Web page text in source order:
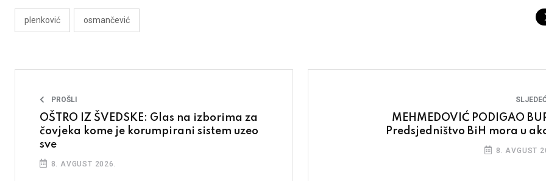
plenković osmančević
PROŠLI
OŠTRO IZ ŠVEDSKE: Glas na izborima za
čovjeka kome je korumpirani sistem uzeo
sve
8. AVGUST 2026.
MEHMEDOVIĆ PODIGAO
Predsjedništvo BiH mora u
8. AVGUST